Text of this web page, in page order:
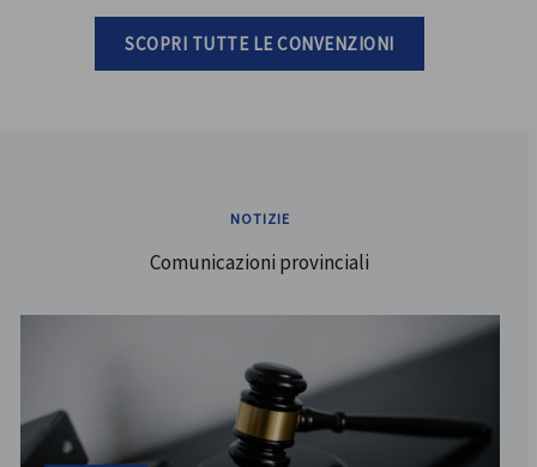
SCOPRI TUTTE LE CONVENZIONI
NOTIZIE
Comunicazioni provinciali